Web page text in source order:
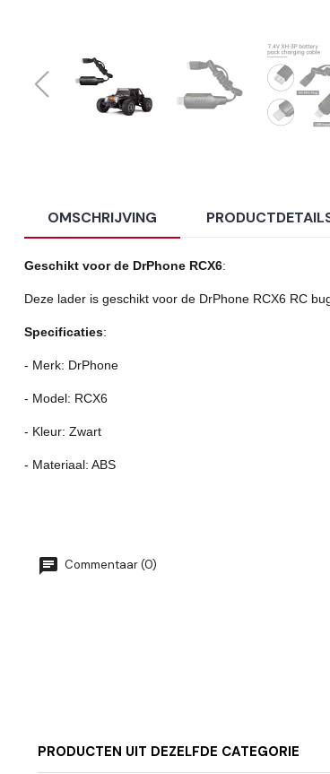
OMSCHRIJVING
Geschikt voor de DrPhone RCX6:
Deze lader is geschikt voor de DrPhone RCX6 RC
Specificaties:
- Merk: DrPhone
- Model: RCX6
- Kleur: Zwart
- Materiaal: ABS
Commentaar (0)
PRODUCTEN UIT DEZELFDE CATEGORIE